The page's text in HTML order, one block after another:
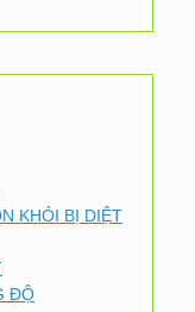
KHỎI BỊ DIỆT
ĐỘ